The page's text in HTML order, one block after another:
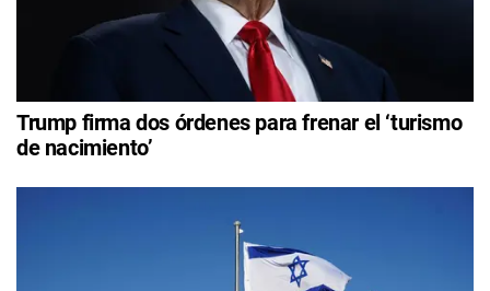
Trump firma dos órdenes para frenar el ‘turismo
de nacimiento’